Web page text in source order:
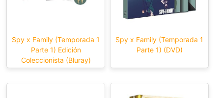
Spy x Family (Temporada 1
Parte 1) Edición
Coleccionista (Bluray)
Spy x Family (Temporada 1
Parte 1) (DVD)